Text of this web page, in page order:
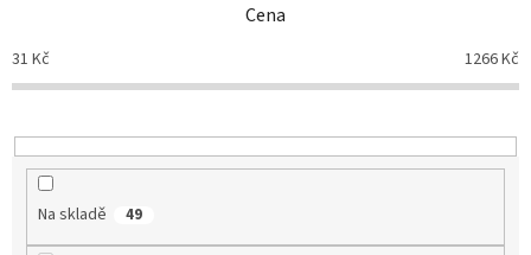
p
r
o
u
Cena
31 Kč 1266Kč
Na skladě 49